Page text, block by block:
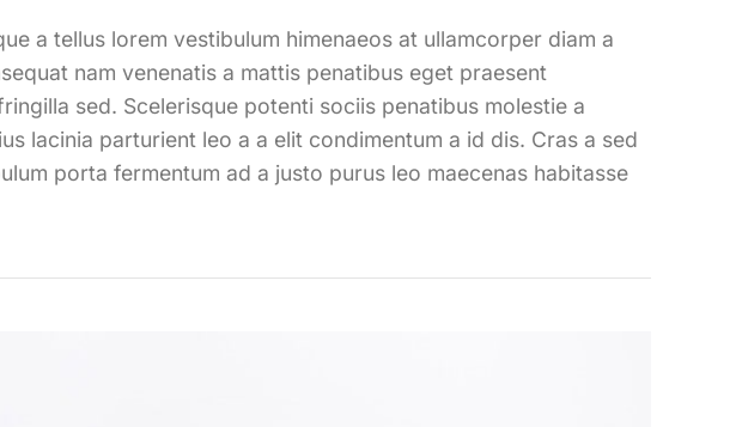
a tellus lorem vestibulum himenaeos at ullamcorper diam a
nam venenatis a mattis penatibus eget praesent
sed. Scelerisque potenti sociis penatibus molestie a
lacinia parturient leo a a elit condimentum a id dis. Cras a sed
porta fermentum ad a justo purus leo maecenas habitasse